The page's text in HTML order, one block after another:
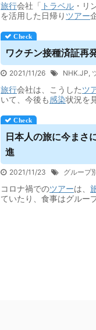
旅行会社「 トラベル ・リ
を活用した日帰り ツアー
ワクチン接種済証再
2021/11/26 NHK.JP,
旅行会社は、こうしたツ
いて、今後も感染状況を
日本人の旅に今まさ
進
2021/11/23 グループ
コロナ禍でのツアーは、
ていたり、食事はグルー